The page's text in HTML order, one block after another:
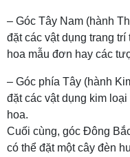
– Góc Tây Nam (hành
đặt các vật dụng trang
hoa mẫu đơn hay các
– Góc phía Tây (hành
đặt các vật dụng kim
hoa.
Cuối cùng, góc Đông
có thể đặt một cây đèn